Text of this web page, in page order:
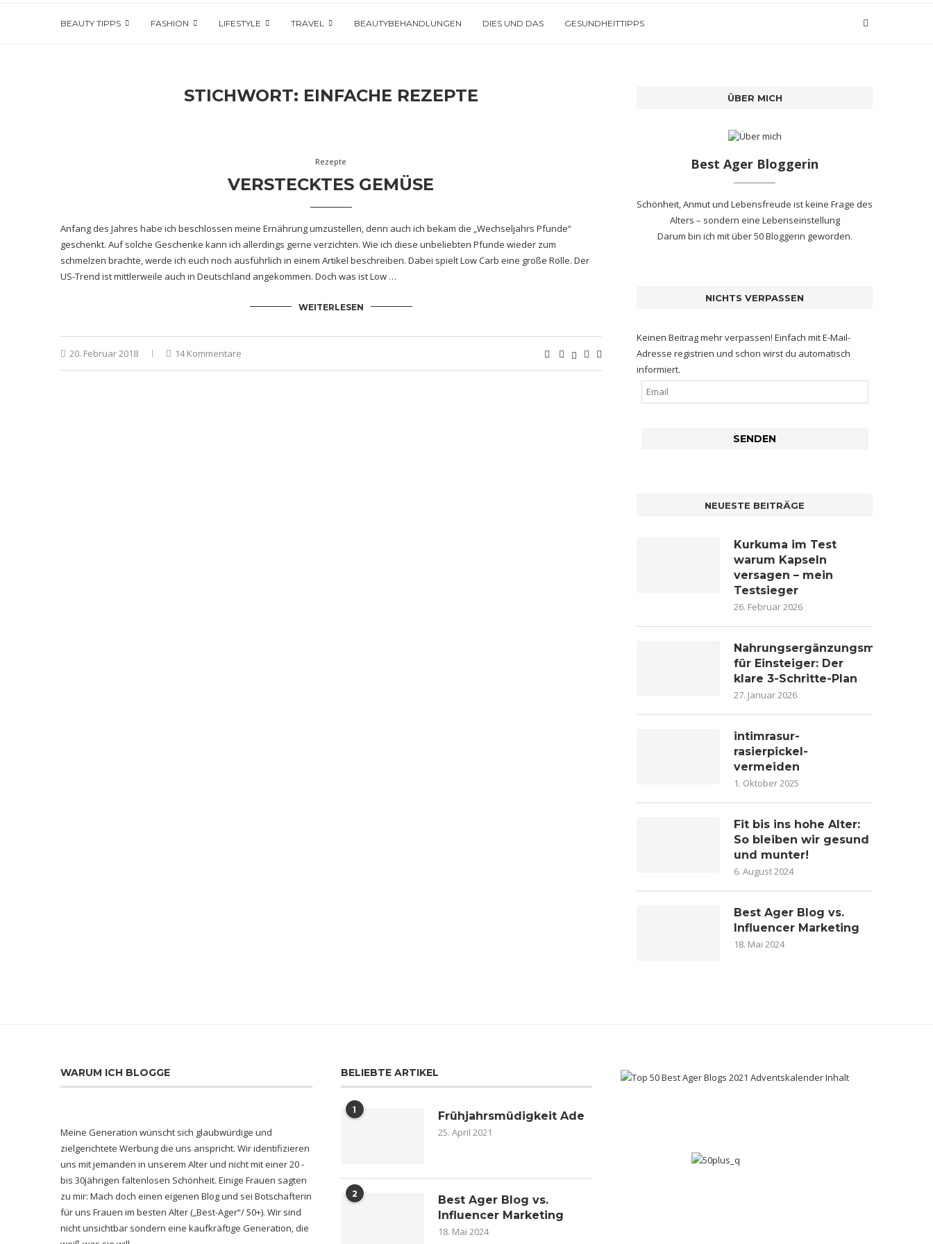
BEAUTY TIPPS FASHION LIFESTYLE TRAVEL BEAUTYBEHANDLUNGEN DIES UND DAS GESUNDHEITTIPPS
STICHWORT: EINFACHE REZEPTE
Rezepte
VERSTECKTES GEMÜSE
Anfang des Jahres habe ich beschlossen meine Ernährung umzustellen, denn auch ich bekam die „Wechseljahrs Pfunde“
geschenkt. Auf solche Geschenke kann ich allerdings gerne verzichten. Wie ich diese unbeliebten Pfunde wieder zum
schmelzen brachte, werde ich euch noch ausführlich in einem Artikel beschreiben. Dabei spielt Low Carb eine große Rolle. Der
US-Trend ist mittlerweile auch in Deutschland angekommen. Doch was ist Low …
WEITERLESEN
20. Februar 2018 14 Kommentare
ÜBER MICH
Best Ager Bloggerin
Schönheit, Anmut und Lebensfreude ist keine Frage des
Alters – sondern eine Lebenseinstellung
Darum bin ich mitüber 50 Bloggerin geworden.
NICHTS VERPASSEN
Keinen Beitrag mehr verpassen! Einfach mit E-Mail-
Adresse registrien und schon wirst du automatisch
informiert.
NEUESTE BEITRÄGE
Kurkuma im Test
warum Kapseln
versagen – mein
Testsieger
26. Februar 2026
Nahrungsergänzungsmittel
für Einsteiger: Der
klare 3-Schritte-Plan
27. Januar 2026
intimrasur-
rasierpickel-
vermeiden
1. Oktober 2025
Fit bis ins hohe Alter:
So bleiben wir gesund
und munter!
6. August 2024
Best Ager Blog vs.
Influencer Marketing
18. Mai 2024
WARUM ICH BLOGGE
Meine Generation wünscht sich glaubwürdige und
zielgerichtete Werbung die uns anspricht. Wir identifizieren
uns mit jemanden in unserem Alter und nicht mit einer 20 -
bis 30jährigen faltenlosen Schönheit. Einige Frauen sagten
zu mir: Mach doch einen eigenen Blog und sei Botschafterin
für uns Frauen im besten Alter („Best-Ager“/ 50+). Wir sind
nicht unsichtbar sondern eine kaufkräftige Generation, die
BELIEBTE ARTIKEL
1 Frühjahrsmüdigkeit Ade
25. April 2021
2
Best Ager Blog vs.
Influencer Marketing
18. Mai 2024